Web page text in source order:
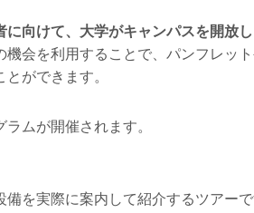
に向けて、大学がキャンパスを開放
機会を利用することで、パンフレッ
ができます。
ムが開催されます。
を実際に案内して紹介するツアー